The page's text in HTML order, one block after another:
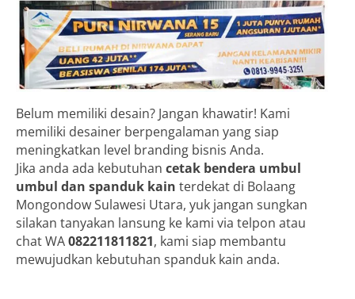
Belum memiliki desain? Jangan khawatir! Kami
memiliki desainer berpengalaman yang siap
meningkatkan level branding bisnis Anda.
Jika anda ada kebutuhan cetak bendera umbul
umbul dan spanduk kain terdekat di Bolaang
Mongondow Sulawesi Utara, yuk jangan sungkan
silakan tanyakan lansung ke kami via telpon atau
chat WA082211811821, kami siap membantu
mewujudkan kebutuhan spanduk kain anda.